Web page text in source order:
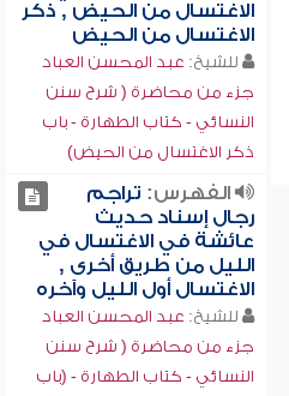
الاغتسال من الحيض , ذكر
الاغتسال من الحيض
للشيخ: عبد المحسن العباد
جزء من محاضرة ( شرح سنن
النسائي - كتاب الطهارة - باب
ذكر الاغتسال من الحيض)
الفهرس: تراجم
رجال إسناد حديث
عائشة في الاغتسال في
الليل من طريق أخرى ,
الاغتسال أول الليل وآخره
للشيخ: عبد المحسن العباد
جزء من محاضرة ( شرح سنن
النسائي - كتاب الطهارة - (باب